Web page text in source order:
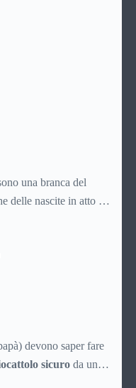
una branca del
delle nascite in atto da
per la scelta
la vità più facile
i neonati nella
devono saper fare
sicuro da uno